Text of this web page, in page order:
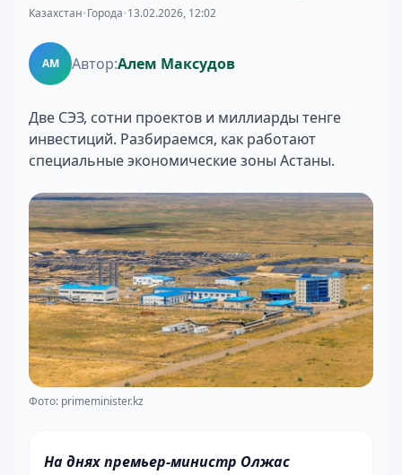
Казахстан•Города•13.02.2026, 12:02
АМ Автор:Алем Максудов
Две СЭЗ, сотни проектов и миллиарды тенге
инвестиций. Разбираемся, как работают
специальные экономические зоны Астаны.
Фото: primeminister.kz
На днях премьер-министр Олжас